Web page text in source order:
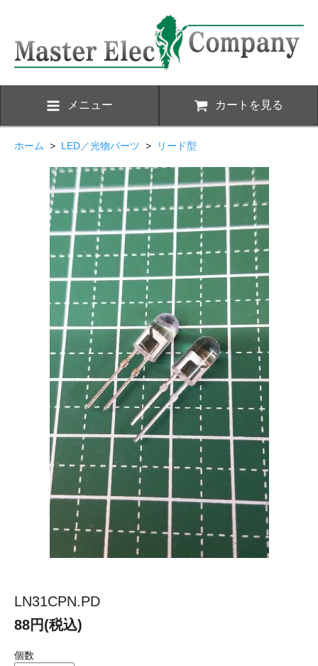
メニュー カートを見る
ホーム > LED／光物パーツ > リード型
LN31CPN.PD
88円(税込)
個数